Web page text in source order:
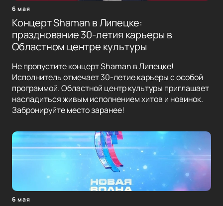
6 мая
Концерт Shaman в Липецке:
празднование 30-летия карьеры в
Областном центре культуры
Не пропустите концерт Shaman в Липецке!
Исполнитель отмечает 30-летие карьеры с особой
программой. Областной центр культуры приглашает
насладиться живым исполнением хитов и новинок.
Забронируйте место заранее!
6 мая